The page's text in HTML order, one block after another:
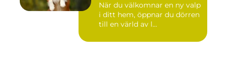
När du välkomnar en ny valp
i ditt hem, öppnar du dörren
till en värld av l...